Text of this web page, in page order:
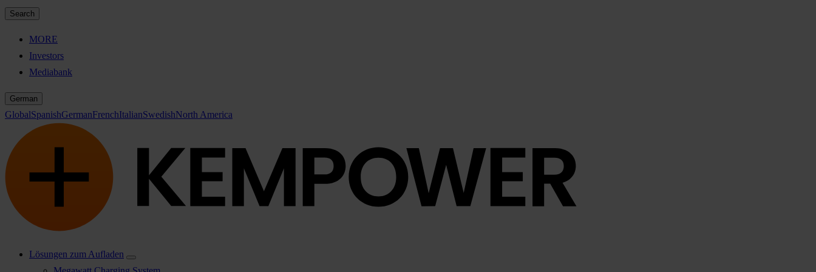
Search
MORE
Investors
Mediabank
German
GlobalSpanishGermanFrenchItalianSwedishNorth America
Lösungen zum Aufladen